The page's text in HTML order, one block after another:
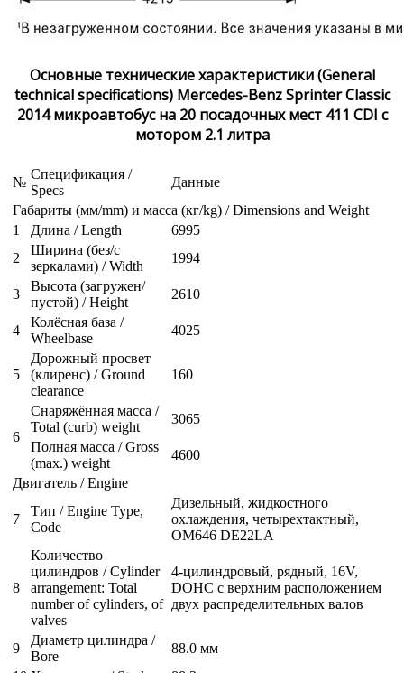
Основные технические характеристики (General
technical specifications) Mercedes-Benz Sprinter Classic
2014 микроавтобус на 20 посадочных мест 411 CDI с
мотором 2.1 литра
№
Спецификация /
Specs
Данные
Габариты (мм/mm) и масса (кг/kg) / Dimensions and Weight
1
Длина / Length
6995
2
Ширина (без/с
зеркалами) / Width
1994
3
Высота (загружен/
пустой) / Height
2610
4
Колёсная база /
Wheelbase
4025
5
Дорожный просвет
(клиренс) / Ground
clearance
160
6
Снаряжённая масса /
Total (curb) weight
3065
Полная масса / Gross
(max.) weight
4600
Двигатель / Engine
7
Тип / Engine Type,
Code
Дизельный, жидкостного
охлаждения, четырехтактный,
OM646 DE22LA
8
Количество
цилиндров / Cylinder
arrangement: Total
number of cylinders, of
valves
4-цилиндровый, рядный, 16V,
DOHC с верхним расположением
двух распределительных валов
9
Диаметр цилиндра /
Bore
88.0 мм